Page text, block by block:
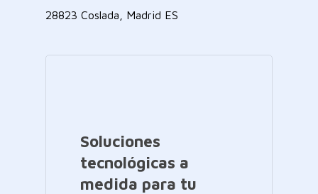
28823 Coslada, Madrid ES
Soluciones
tecnológicas a
medida para tu